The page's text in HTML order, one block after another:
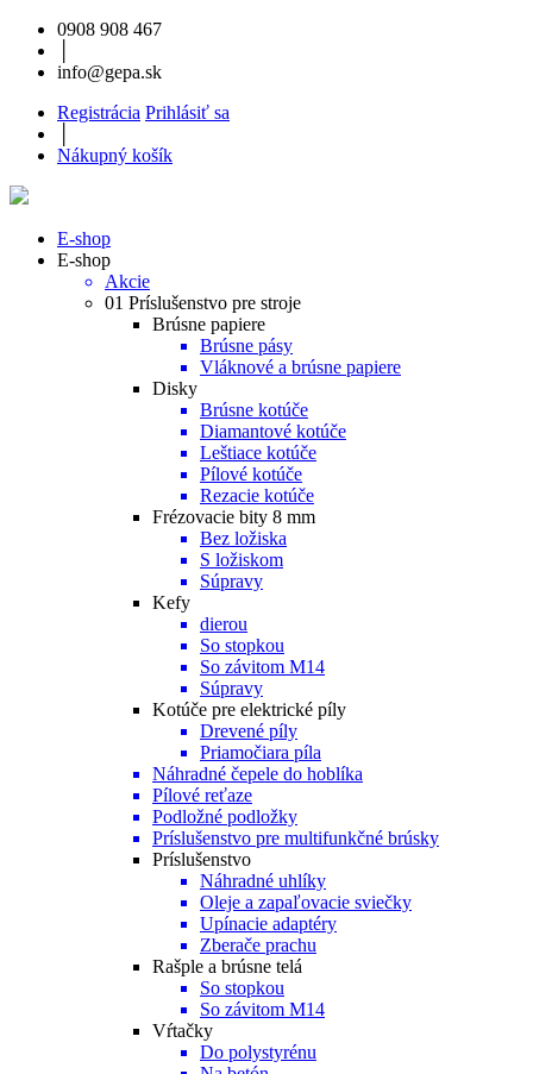
0908 908 467
info@gepa.sk
Registrácia Prihlásiť sa
Nákupný košík
E-shop
E-shop
Akcie
01 Príslušenstvo pre stroje
Brúsne papiere
Brúsne pásy
Vláknové a brúsne papiere
Disky
Brúsne kotúče
Diamantové kotúče
Leštiace kotúče
Pílové kotúče
Rezacie kotúče
Frézovacie bity 8 mm
Bez ložiska
S ložiskom
Súpravy
Kefy
dierou
So stopkou
So závitom M14
Súpravy
Kotúče pre elektrické píly
Drevené píly
Priamočiara píla
Náhradné čepele do hoblíka
Pílové reťaze
Podložné podložky
Príslušenstvo pre multifunkčné brúsky
Príslušenstvo
Náhradné uhlíky
Oleje a zapaľovacie sviečky
Upínacie adaptéry
Zberače prachu
Rašple a brúsne telá
So stopkou
So závitom M14
Vŕtačky
Do polystyrénu